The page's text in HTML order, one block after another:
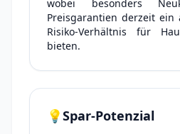
wobei besonders
Preisgarantien derzeit ein
Risiko-Verhältnis für
bieten.
💡Spar-Potenzial